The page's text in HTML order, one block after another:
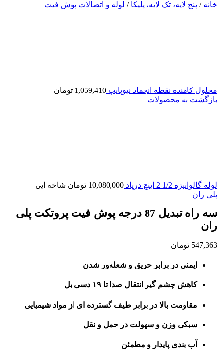
خانه/ پنج لایه، تک لایه، پلیکا/ لوله و اتصالات پوش فیت
محلول کاهنده نقطه انجماد نیوپایپ 1,059,410 تومان
بازگشت به محصولات
لوله گالوانیزه 1/2 2 اینچ درپاد 10,080,000 تومان شاخه ایی
پلی ران
سه راه تبدیل 87 درجه پوش فیت پروتکت پلی
ران
547,363 تومان
ایمنی در برابر حریق و شعله‌ور شدن
کاهش چشم گیر انتقال صدا تا ۱۹ دسی بل
مقاومت بالا در برابر طیف گسترده ای از مواد شیمیایی
سبکی وزن و سهولت در حمل و نقل
آب بندی پایدار و مطمئن